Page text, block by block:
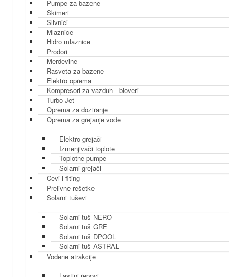
Pumpe za bazene
Skimeri
Slivnici
Mlaznice
Hidro mlaznice
Prodori
Merdevine
Rasveta za bazene
Elektro oprema
Kompresori za vazduh - bloveri
Turbo Jet
Oprema za doziranje
Oprema za grejanje vode
Elektro grejači
Izmenjivači toplote
Toplotne pumpe
Solarni grejači
Cevi i fiting
Prelivne rešetke
Solarni tuševi
Solarni tuš NERO
Solarni tuš GRE
Solarni tuš DPOOL
Solarni tuš ASTRAL
Vodene atrakcije